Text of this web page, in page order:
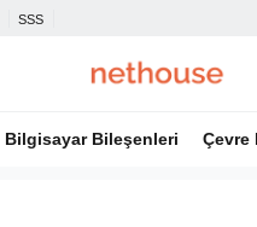
SSS
Bilgisayar Bileşenleri Çevre